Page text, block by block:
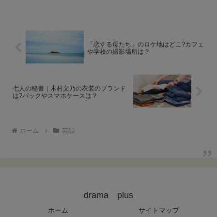
「恋する母たち」のロケ地はどこ?カフェ
や学校の撮影場所は？
七人の秘書｜木村文乃の衣装のブランド
は?バックやスマホケースは？
ホーム 芸能
drama plus
ホーム サイトマップ